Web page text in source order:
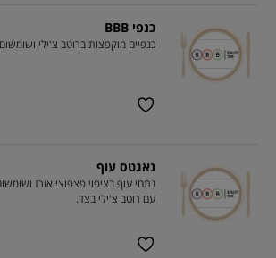
כנפי BBB
כנפיים מוקפצות ברוטב צ'ילי
נאגטס עוף
נתחי עוף בציפוי פצפוצי אורז
עם רוטב צ'ילי בצד.